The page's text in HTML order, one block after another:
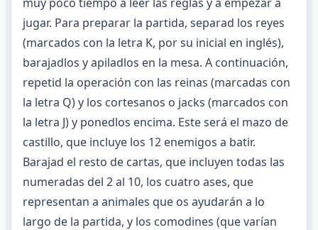
jugar. Para preparar la partida, separad los reyes
(marcados con la letra K, por su inicial en inglés),
barajadlos y apiladlos en la mesa. A continuación,
repetid la operación con las reinas (marcadas con
la letra Q) y los cortesanos o jacks (marcados con
la letra J) y ponedlos encima. Este será el mazo de
castillo, que incluye los 12 enemigos a batir.
Barajad el resto de cartas, que incluyen todas las
numeradas del 2 al 10, los cuatro ases, que
representan a animales que os ayudarán a lo
largo de la partida, y los comodines (que varían